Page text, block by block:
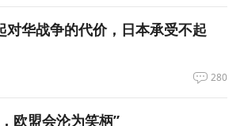
对华战争的代价，日本承受不起
280
欧盟会沦为笑柄”